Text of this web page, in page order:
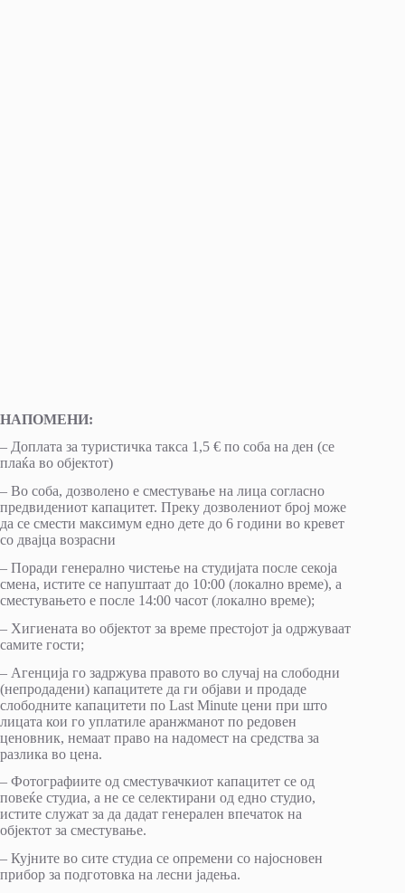
НАПОМЕНИ:
– Доплата за туристичка такса 1,5 € по соба на ден (се
плаќа во објектот)
– Во соба, дозволено е сместување на лица согласно
предвидениот капацитет. Преку дозволениот број може
да се смести максимум едно дете до 6 години во кревет
со двајца возрасни
– Поради генерално чистење на студијата после секоја
смена, истите се напуштаат до 10:00 (локално време), а
сместувањето е после 14:00 часот (локално време);
– Хигиената во објектот за време престојот ја одржуваат
самите гости;
– Агенција го задржува правото во случај на слободни
(непродадени) капацитете да ги објави и продаде
слободните капацитети по Last Minute цени при што
лицата кои го уплатиле аранжманот по редовен
ценовник, немаат право на надомест на средства за
разлика во цена.
– Фотографиите од сместувачкиот капацитет се од
повеќе студиа, а не се селектирани од едно студио,
истите служат за да дадат генерален впечаток на
објектот за сместување.
– Кујните во сите студиа се опремени со најосновен
прибор за подготовка на лесни јадења.